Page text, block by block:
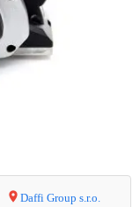
Daffi Group s.r.o.